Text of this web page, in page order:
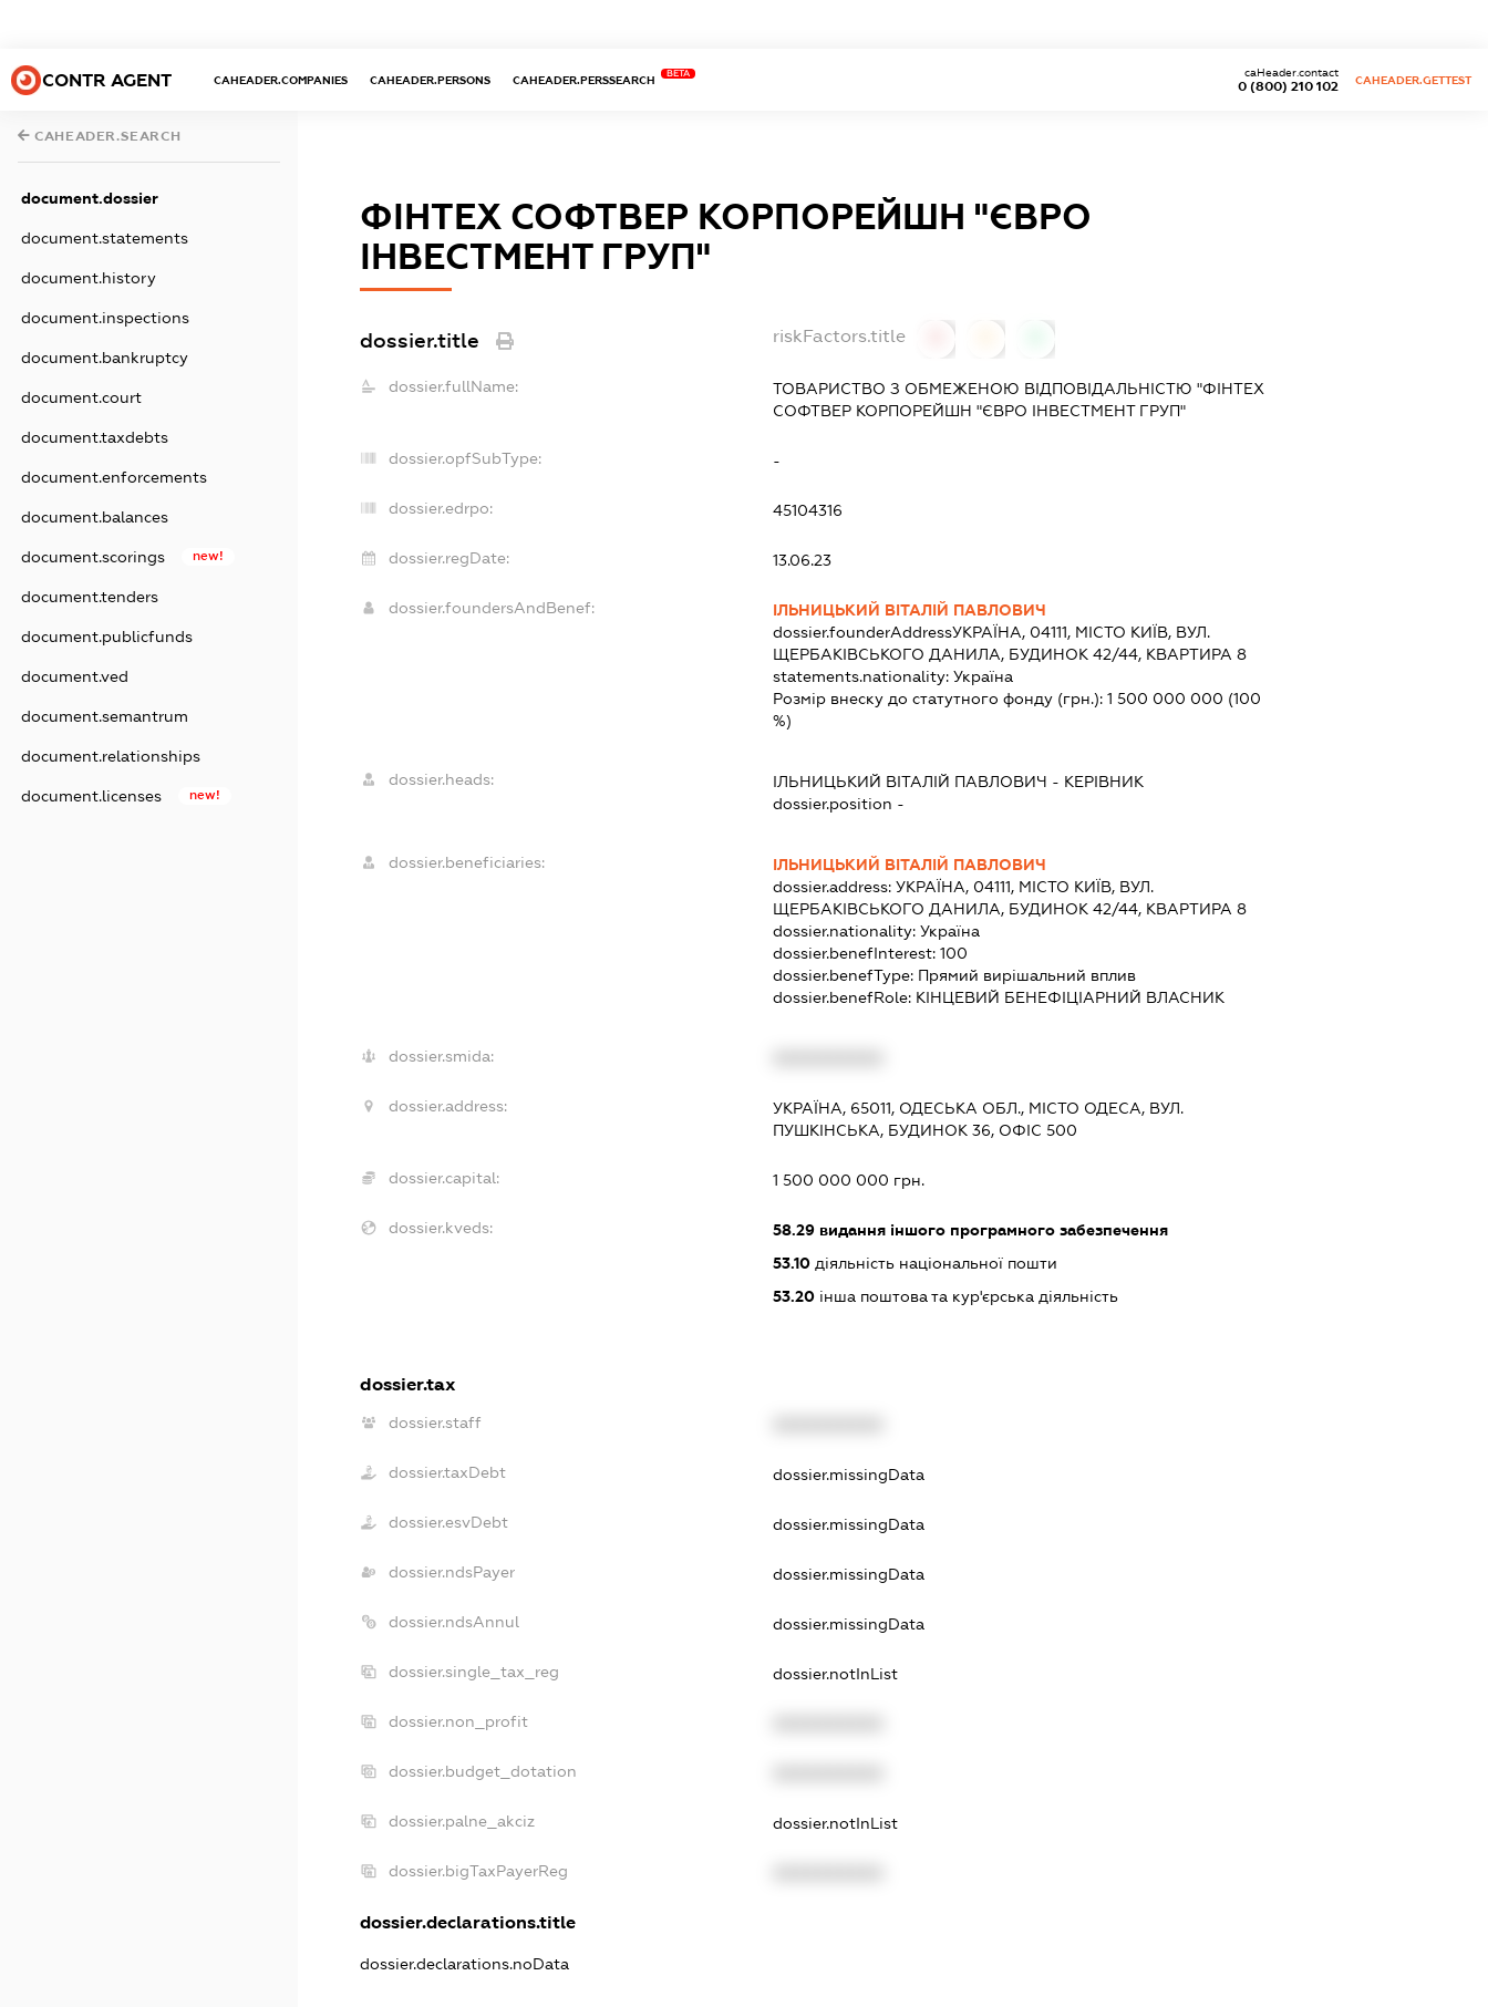
CONTR AGENT CAHEADER.COMPANIES CAHEADER.PERSONS CAHEADER.PERSSEARCH
BETA
0 (800) 210 102
caHeader.contact
CAHEADER.GETTEST
CAHEADER.SEARCH
document.dossier
document.statements
document.history
document.inspections
document.bankruptcy
document.court
document.taxdebts
document.enforcements
document.balances
document.scorings new!
document.tenders
document.publicfunds
document.ved
document.semantrum
document.relationships
document.licenses new!
ФІНТЕХ СОФТВЕР КОРПОРЕЙШН "ЄВРО
ІНВЕСТМЕНТ ГРУП"
dossier.title riskFactors.title
dossier.fullName:
ТОВАРИСТВО З ОБМЕЖЕНОЮ ВІДПОВІДАЛЬНІСТЮ "ФІНТЕХ
СОФТВЕР КОРПОРЕЙШН "ЄВРО ІНВЕСТМЕНТ ГРУП"
dossier.opfSubType: -
dossier.edrpo: 45104316
dossier.regDate: 13.06.23
dossier.foundersAndBenef:
ІЛЬНИЦЬКИЙ ВІТАЛІЙ ПАВЛОВИЧ
dossier.founderAddressУКРАЇНА, 04111, МІСТО КИЇВ, ВУЛ.
ЩЕРБАКІВСЬКОГО ДАНИЛА, БУДИНОК 42/44, КВАРТИРА 8
statements.nationality: Україна
Розмір внеску до статутного фонду (грн.): 1 500 000 000 (100
%)
dossier.heads: ІЛЬНИЦЬКИЙ ВІТАЛІЙ ПАВЛОВИЧ - КЕРІВНИК
dossier.position -
dossier.beneficiaries:
ІЛЬНИЦЬКИЙ ВІТАЛІЙ ПАВЛОВИЧ
dossier.address: УКРАЇНА, 04111, МІСТО КИЇВ, ВУЛ.
ЩЕРБАКІВСЬКОГО ДАНИЛА, БУДИНОК 42/44, КВАРТИРА 8
dossier.nationality: Україна
dossier.benefInterest: 100
dossier.benefType: Прямий вирішальний вплив
dossier.benefRole: КІНЦЕВИЙ БЕНЕФІЦІАРНИЙ ВЛАСНИК
dossier.smida:
dossier.address:
УКРАЇНА, 65011, ОДЕСЬКА ОБЛ., МІСТО ОДЕСА, ВУЛ.
ПУШКІНСЬКА, БУДИНОК 36, ОФІС 500
dossier.capital: 1 500 000 000 грн.
dossier.kveds: 58.29видання іншого програмного забезпечення
53.10діяльність національної пошти
53.20інша поштова та кур'єрська діяльність
dossier.tax
dossier.staff
dossier.taxDebt dossier.missingData
dossier.esvDebt dossier.missingData
dossier.ndsPayer dossier.missingData
dossier.ndsAnnul dossier.missingData
dossier.single_tax_reg dossier.notInList
dossier.non_profit
dossier.budget_dotation
dossier.palne_akciz dossier.notInList
dossier.bigTaxPayerReg
dossier.declarations.title
dossier.declarations.noData